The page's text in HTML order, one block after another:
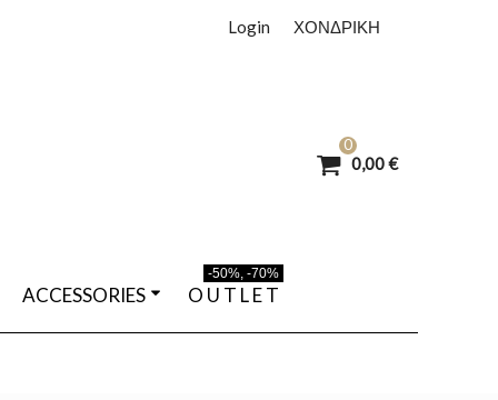
ΧΟΝΔΡΙΚΗ
Login
0
0,00 €
ACCESSORIES O U T L E T
-50%, -70%